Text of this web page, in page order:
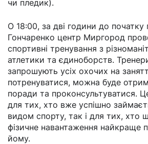
чи пледик).
О 18:00, за дві години до початку
Гончаренко центр Миргород
спортивні тренування з
атлетики та єдиноборств.
запрошують усіх охочих на
потренуватися, можна буде
поради та проконсультуватися.
для тих, хто вже успішно
видом спорту, так і для тих, хто
фізичне навантаження найкраще
йому.